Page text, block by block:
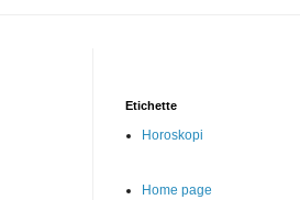
Etichette
Horoskopi
Home page